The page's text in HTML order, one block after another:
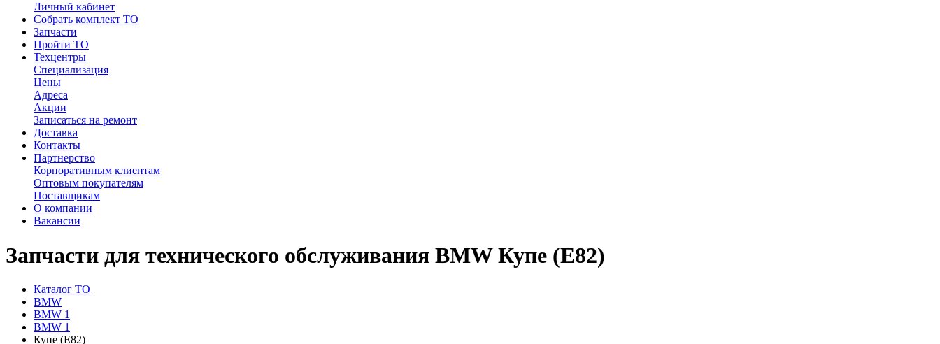
Личный кабинет
Собрать комплект ТО
Запчасти
Пройти ТО
Техцентры
Специализация
Цены
Адреса
Акции
Записаться на ремонт
Доставка
Контакты
Партнерство
Корпоративным клиентам
Оптовым покупателям
Поставщикам
О компании
Вакансии
Запчасти для технического обслуживания BMW Купе (E82)
Каталог ТО
BMW
BMW 1
BMW 1
Купе (E82)